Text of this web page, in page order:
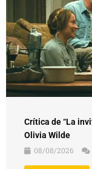
Crítica de “La
Olivia Wilde
08/08/2026